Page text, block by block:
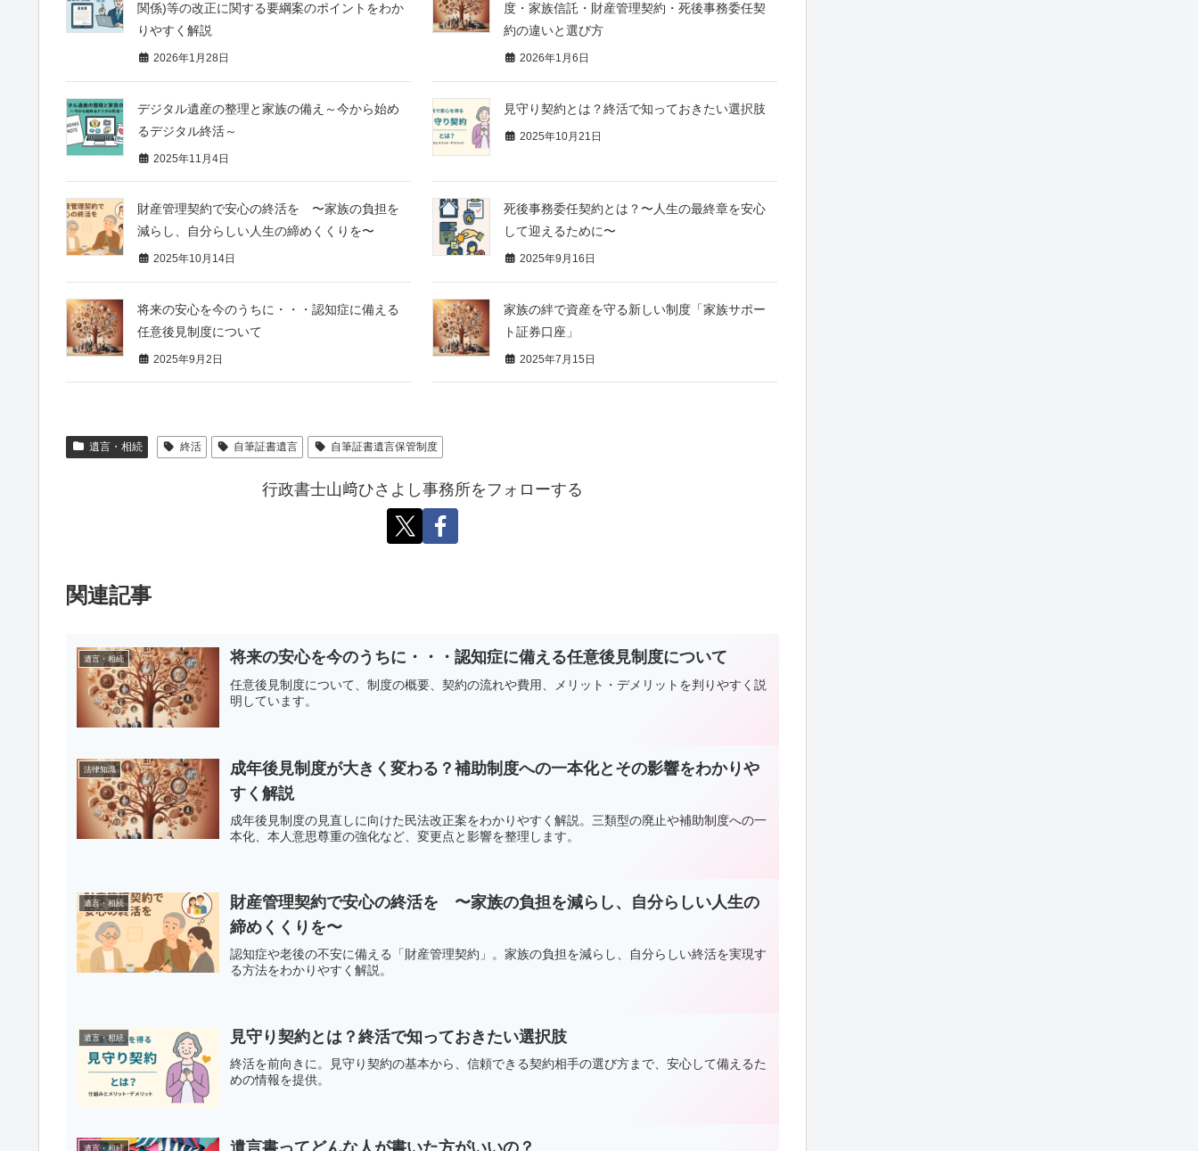
関係)等の改正に関する要綱案のポイントをわか
りやすく解説
2026年1月28日
度・家族信託・財産管理契約・死後事務委任契
約の違いと選び方
2026年1月6日
デジタル遺産の整理と家族の備え～今から始め
るデジタル終活～
2025年11月4日
見守り契約とは？終活で知っておきたい選択肢
2025年10月21日
財産管理契約で安心の終活を 〜家族の負担を
減らし、自分らしい人生の締めくくりを〜
2025年10月14日
死後事務委任契約とは？〜人生の最終章を安心
して迎えるために〜
2025年9月16日
将来の安心を今のうちに・・・認知症に備える
任意後見制度について
2025年9月2日
家族の絆で資産を守る新しい制度「家族サポー
ト証券口座」
2025年7月15日
遺言・相続 終活 自筆証書遺言 自筆証書遺言保管制度
行政書士山﨑ひさよし事務所をフォローする
関連記事
遺言・相続 将来の安心を今のうちに・・・認知症に備える任意後見制度について
任意後見制度について、制度の概要、契約の流れや費用、メリット・デメリットを判りやすく説
明しています。
法律知識
成年後見制度が大きく変わる？補助制度への一本化とその影響をわかりや
すく解説
成年後見制度の見直しに向けた民法改正案をわかりやすく解説。三類型の廃止や補助制度への一
本化、本人意思尊重の強化など、変更点と影響を整理します。
遺言・相続
財産管理契約で安心の終活を 〜家族の負担を減らし、自分らしい人生の
締めくくりを〜
認知症や老後の不安に備える「財産管理契約」。家族の負担を減らし、自分らしい終活を実現す
る方法をわかりやすく解説。
遺言・相続 見守り契約とは？終活で知っておきたい選択肢
終活を前向きに。見守り契約の基本から、信頼できる契約相手の選び方まで、安心して備えるた
めの情報を提供。
遺言・相続 遺言書ってどんな人が書いた方がいいの？